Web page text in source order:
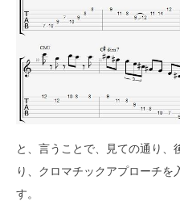
と、言うことで、見ての通り、
り、クロマチックアプローチを
す。